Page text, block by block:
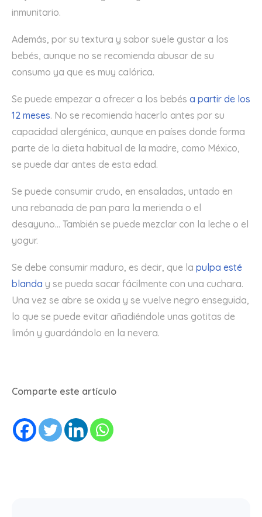
inmunitario.
Además, por su textura y sabor suele gustar a los
bebés, aunque no se recomienda abusar de su
consumo ya que es muy calórica.
Se puede empezar a ofrecer a los bebés a partir de los
12 meses. No se recomienda hacerlo antes por su
capacidad alergénica, aunque en países donde forma
parte de la dieta habitual de la madre, como México,
se puede dar antes de esta edad.
Se puede consumir crudo, en ensaladas, untado en
una rebanada de pan para la merienda o el
desayuno… También se puede mezclar con la leche o el
yogur.
Se debe consumir maduro, es decir, que la pulpa esté
blanda y se pueda sacar fácilmente con una cuchara.
Una vez se abre se oxida y se vuelve negro enseguida,
lo que se puede evitar añadiéndole unas gotitas de
limón y guardándolo en la nevera.
Comparte este artículo